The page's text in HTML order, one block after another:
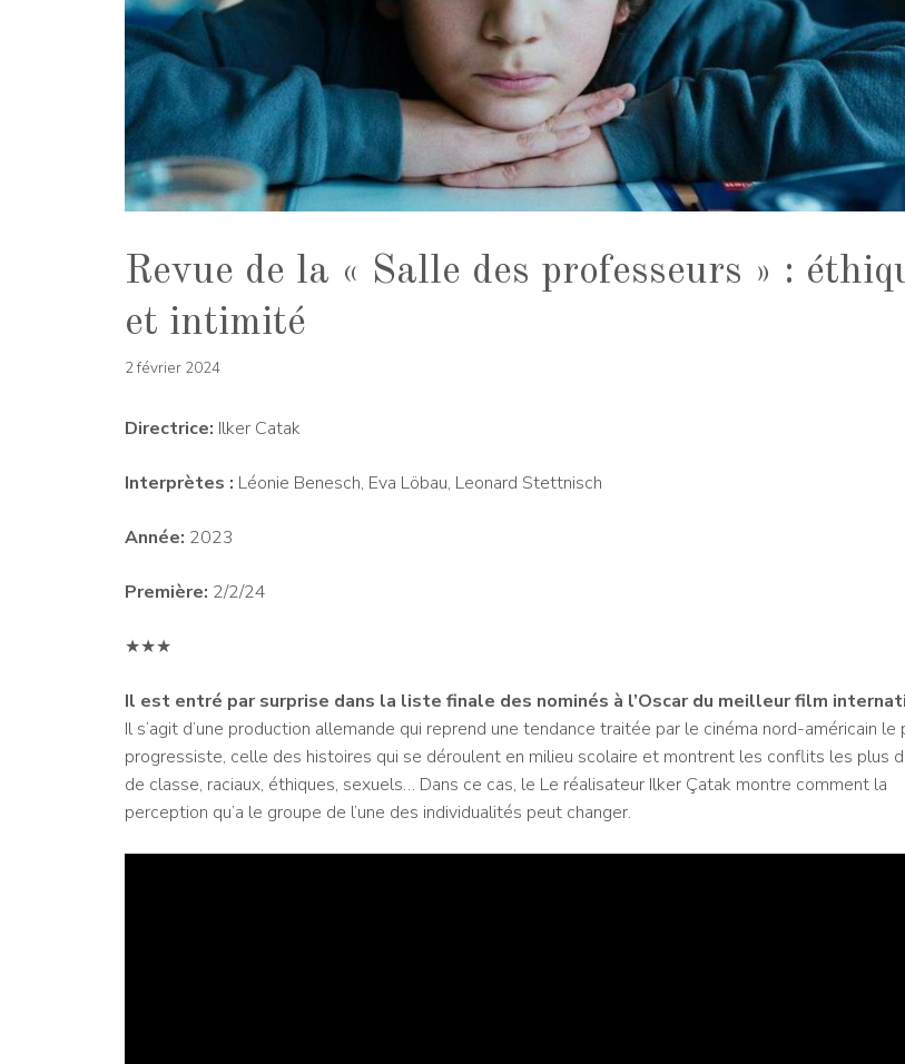
Revue de la « Salle des professeurs » :
et intimité
2 février 2024
Directrice: Ilker Catak
Interprètes : Léonie Benesch, Eva Löbau, Leonard Stettnisch
Année: 2023
Première: 2/2/24
★★★
Il est entré par surprise dans la liste finale des nominés à l’Oscar du meilleur film
Il s’agit d’une production allemande qui reprend une tendance traitée par le cinéma nord-américain le
progressiste, celle des histoires qui se déroulent en milieu scolaire et montrent les conflits les plus
de classe, raciaux, éthiques, sexuels… Dans ce cas, le Le réalisateur Ilker Çatak montre comment la
perception qu’a le groupe de l’une des individualités peut changer.